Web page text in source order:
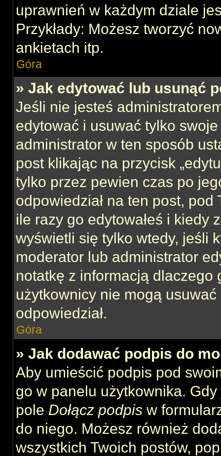
uprawnień w każdym dziale
Przykłady: Możesz tworzyć
ankietach itp.
Góra
» Jak edytować lub usunąć
Jeśli nie jesteś
edytować i usuwać tylko
administrator w ten sposób
post klikając na przycisk
tylko przez pewien czas po
odpowiedział na ten post,
ile razy go edytowałeś i kiedy
wyświetli się tylko wtedy, jeśli
moderator lub administrator
notatkę z informacją
użytkownicy nie mogą
odpowiedział.
Góra
» Jak dodawać podpis do
Aby umieścić podpis pod
go w panelu użytkownika.
pole Dołącz podpis w
do niego. Możesz również
wszystkich Twoich postów,